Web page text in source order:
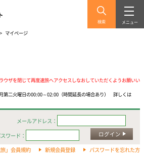
検索 メニュー
> マイページ
ウザを閉じて再度速旅へアクセスしなおしていただくようお願いい
二火曜日の00:00～02:00（時間延長の場合あり） 詳しくは
メールアドレス：
ワード：
ログイン
旅」会員規約 新規会員登録 パスワードを忘れた方